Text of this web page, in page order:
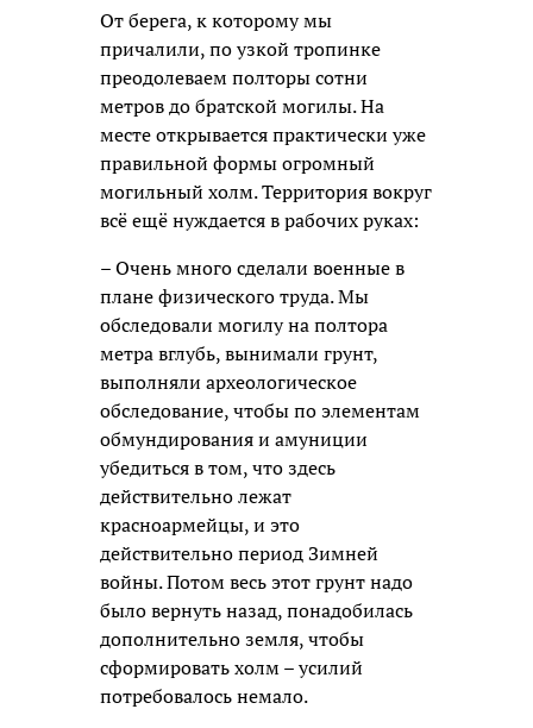
От берега, к которому мы
причалили, по узкой тропинке
преодолеваем полторы сотни
метров до братской могилы. На
месте открывается практически уже
правильной формы огромный
могильный холм. Территория вокруг
всё ещё нуждается в рабочих руках:
– Очень много сделали военные в
плане физического труда. Мы
обследовали могилу на полтора
метра вглубь, вынимали грунт,
выполняли археологическое
обследование, чтобы по элементам
обмундирования и амуниции
убедиться в том, что здесь
действительно лежат
красноармейцы, и это
действительно период Зимней
войны. Потом весь этот грунт надо
было вернуть назад, понадобилась
дополнительно земля, чтобы
сформировать холм – усилий
потребовалось немало.